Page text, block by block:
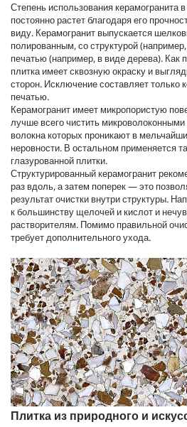
Степень использования
постоянно растет благодаря его
виду. Керамогранит выпускается
полированным, со структурой
печатью (например, в виде дерева). Как
плитка имеет сквозную окраску и
сторон. Исключение составляет только
печатью.
Керамогранит имеет микропористую
лучше всего чистить
волокна которых проникают в
неровности. В остальном применяется
глазурованной плитки.
Структурированный керамогранит
раз вдоль, а затем поперек — это
результат очистки внутри структуры.
к большинству щелочей и кислот и
растворителям. Помимо правильной
требует дополнительного ухода.
Плитка из природного и